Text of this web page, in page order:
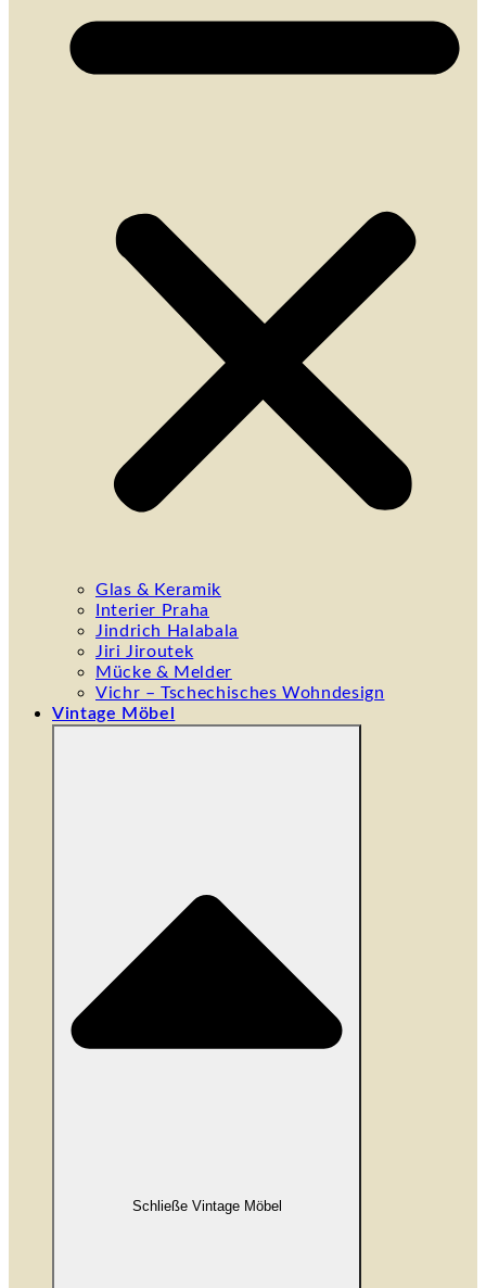
Glas & Keramik
Interier Praha
Jindrich Halabala
Jiri Jiroutek
Mücke & Melder
Vichr – Tschechisches Wohndesign
Vintage Möbel
Schließe Vintage Möbel